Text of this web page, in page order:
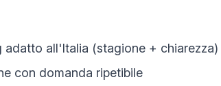
adatto all'Italia (stagione + chiarezza)
con domanda ripetibile